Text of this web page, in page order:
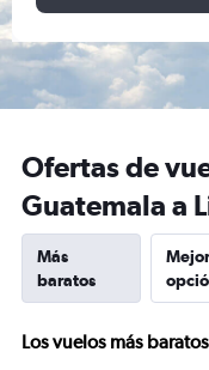
Ofertas de
Guatemala a
Más
baratos
Los vuelos más